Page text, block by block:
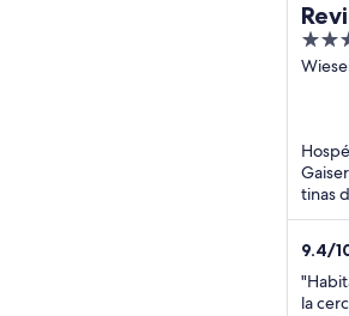
4
out
tinas
un
9.4/
la